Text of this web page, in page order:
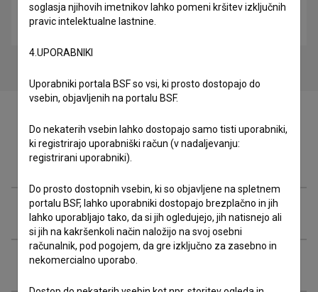
Goreči škof (2017)
biografski
Zasedba
Ekipa
Organizacije
soglasja njihovih imetnikov lahko pomeni kršitev izključnih
pravic intelektualne lastnine.
4.UPORABNIKI
Uporabniki portala BSF so vsi, ki prosto dostopajo do
vsebin, objavljenih na portalu BSF.
Do nekaterih vsebin lahko dostopajo samo tisti uporabniki,
ki registrirajo uporabniški račun (v nadaljevanju:
registrirani uporabniki).
Do prosto dostopnih vsebin, ki so objavljene na spletnem
portalu BSF, lahko uporabniki dostopajo brezplačno in jih
lahko uporabljajo tako, da si jih ogledujejo, jih natisnejo ali
si jih na kakršenkoli način naložijo na svoj osebni
računalnik, pod pogojem, da gre izključno za zasebno in
nekomercialno uporabo.